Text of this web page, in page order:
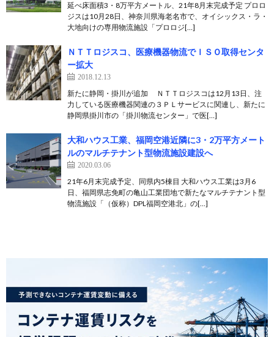
延べ床面積3・8万平方メートル、21年8月末完成予定 プロロ
ジスは10月28日、神奈川県海老名市で、オイシックス・ラ・
大地向けの専用物流施設「プロロジ[…]
ＮＴＴロジスコ、医療機器物流でＩＳＯ取得センタ
ー拡大
2018.12.13
新たに静岡・掛川が追加 ＮＴＴロジスコは12月13日、注
力している医療機器関連の３ＰＬサービスに関連し、新たに
静岡県掛川市の「掛川物流センター」で医[…]
大和ハウス工業、福岡空港近隣に3・2万平方メート
ルのマルチテナント型物流施設建設へ
2020.03.06
21年6月末完成予定、同県内5棟目 大和ハウス工業は3月6
日、福岡県志免町の亀山工業団地で新たなマルチテナント型
物流施設「（仮称）DPL福岡空港北」の[…]